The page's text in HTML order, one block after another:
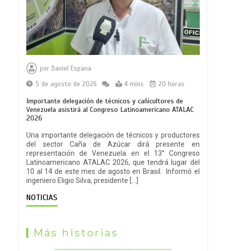
porDaniel Espana
5 de agosto de 2026
4 mins 20 horas
Importante delegación de técnicos y cañicultores de
Venezuela asistirá al Congreso Latinoamericano ATALAC
2026
Una importante delegación de técnicos y productores
del sector Caña de Azúcar dirá presente en
representación de Venezuela en el 13° Congreso
Latinoamericano ATALAC 2026, que tendrá lugar del
10 al 14 de este mes de agosto en Brasil. Informó el
ingeniero Eligio Silva, presidente […]
NOTICIAS
Más historias